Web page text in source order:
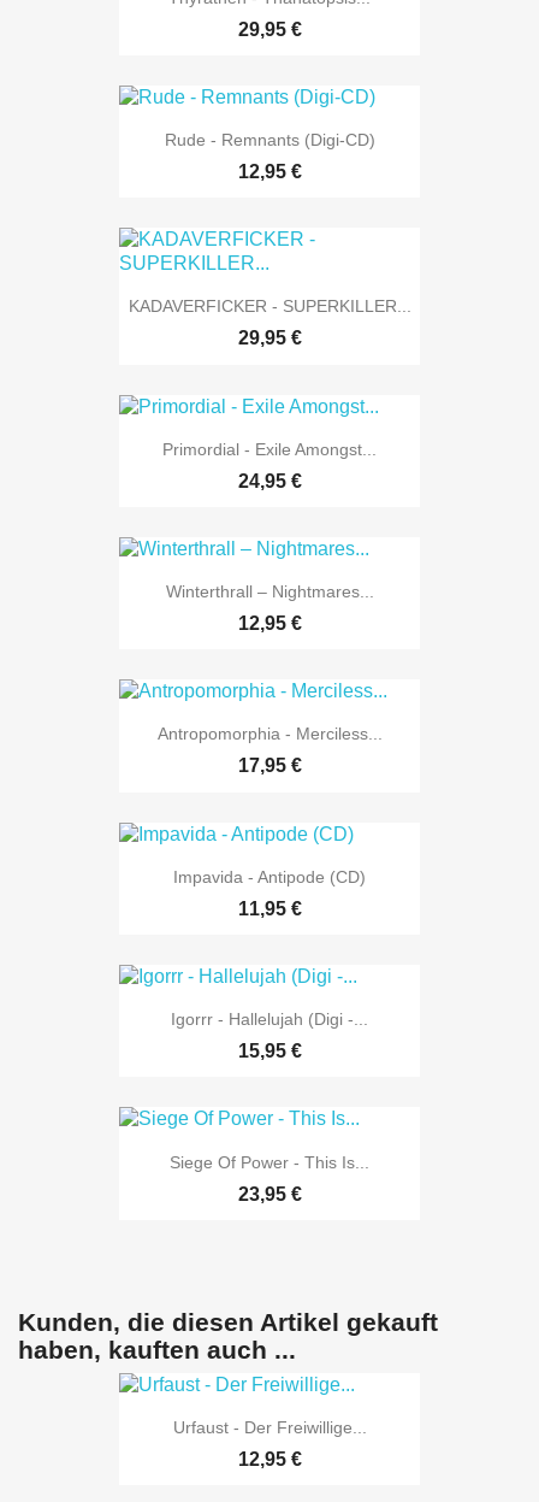
29,95 €
Rude - Remnants (Digi-CD)
12,95 €
KADAVERFICKER - SUPERKILLER...
29,95 €
Primordial - Exile Amongst...
24,95 €
Winterthrall – Nightmares...
12,95 €
Antropomorphia - Merciless...
17,95 €
Impavida - Antipode (CD)
11,95 €
Igorrr - Hallelujah (Digi -...
15,95 €
Siege Of Power - This Is...
23,95 €
Kunden, die diesen Artikel gekauft
haben, kauften auch ...
Urfaust - Der Freiwillige...
12,95 €